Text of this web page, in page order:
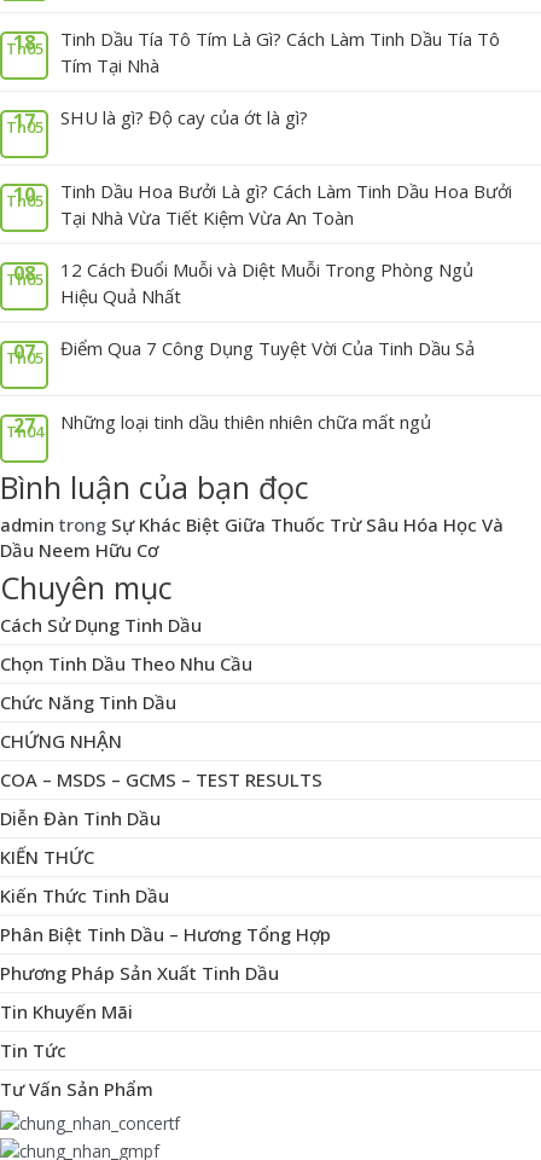
18
Th05
Tinh Dầu Tía Tô Tím Là Gì? Cách Làm Tinh Dầu Tía Tô
Tím Tại Nhà
17
Th05 SHU là gì? Độ cay của ớt là gì?
10
Th05
Tinh Dầu Hoa Bưởi Là gì? Cách Làm Tinh Dầu Hoa Bưởi
Tại Nhà Vừa Tiết Kiệm Vừa An Toàn
08
Th05
12 Cách Đuổi Muỗi và Diệt Muỗi Trong Phòng Ngủ
Hiệu Quả Nhất
07
Th05 Điểm Qua 7 Công Dụng Tuyệt Vời Của Tinh Dầu Sả
27
Th04 Những loại tinh dầu thiên nhiên chữa mất ngủ
Bình luận của bạn đọc
admin trong Sự Khác Biệt Giữa Thuốc Trừ Sâu Hóa Học Và
Dầu Neem Hữu Cơ
Chuyên mục
Cách Sử Dụng Tinh Dầu
Chọn Tinh Dầu Theo Nhu Cầu
Chức Năng Tinh Dầu
CHỨNG NHẬN
COA – MSDS – GCMS – TEST RESULTS
Diễn Đàn Tinh Dầu
KIẾN THỨC
Kiến Thức Tinh Dầu
Phân Biệt Tinh Dầu – Hương Tổng Hợp
Phương Pháp Sản Xuất Tinh Dầu
Tin Khuyến Mãi
Tin Tức
Tư Vấn Sản Phẩm